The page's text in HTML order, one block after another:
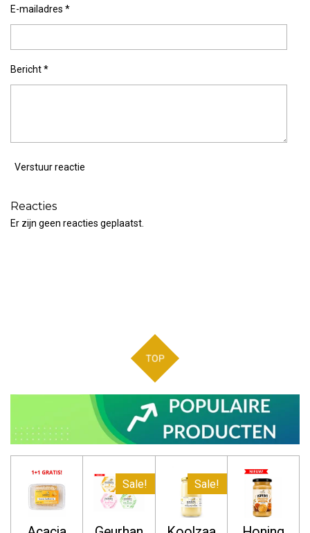
E-mailadres *
Bericht *
Verstuur reactie
Reacties
Er zijn geen reacties geplaatst.
TOP
Sale! Sale!